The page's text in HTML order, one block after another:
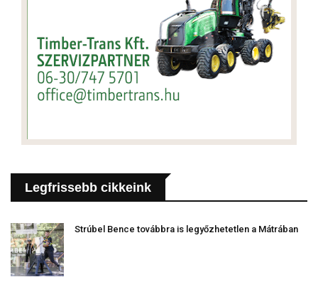
Legfrissebb cikkeink
Strúbel Bence továbbra is legyőzhetetlen a Mátrában